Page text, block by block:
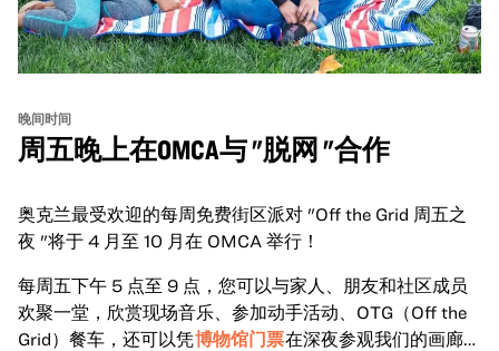
晚间时间
周五晚上在OMCA与 "脱网 "合作
奥克兰最受欢迎的每周免费街区派对 "Off the Grid 周五之
夜 "将于 4 月至 10 月在 OMCA 举行！
每周五下午 5 点至 9 点，您可以与家人、朋友和社区成员
欢聚一堂，欣赏现场音乐、参加动手活动、OTG（Off the
Grid）餐车，还可以凭博物馆门票在深夜参观我们的画廊和